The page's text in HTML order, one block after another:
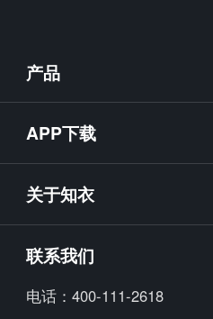
产品
知款
知小布
知小衣
海外探款
APP下载
关于知衣
加入我们
行业资讯
联系我们
电话： 400-111-2618